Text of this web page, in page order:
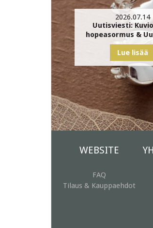
2026.07.14
Uutisviesti:
hopeasormus &
Lue lisää
WEBSITE
FAQ
Tilaus & Kauppaehdot